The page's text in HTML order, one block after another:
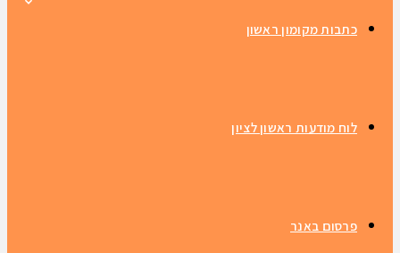
כתבות מקומון ראשון
לוח מודעות ראשון לציון
פרסום באנר